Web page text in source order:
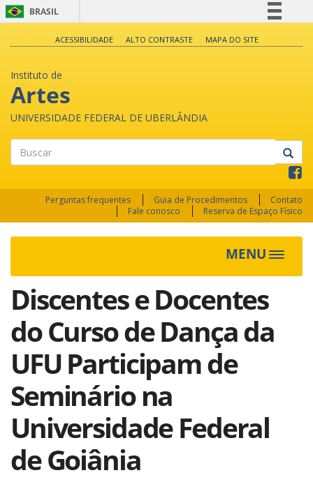
BRASIL
Legislação
Canais
ACESSIBILIDADE ALTO CONTRASTE MAPA DO SITE
Instituto de
Artes
UNIVERSIDADE FEDERAL DE UBERLÂNDIA
Perguntas frequentes Guia de Procedimentos
Contato
Fale conosco
Reserva de Espaço Físico
MENU
Toggle
Discentes e Docentes
do Curso de Dança da
UFU Participam de
Seminário na
Universidade Federal
de Goiânia